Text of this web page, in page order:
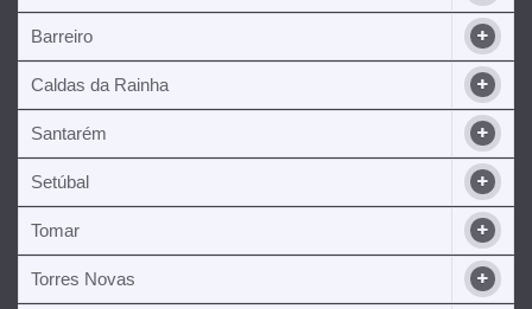
Barreiro
Caldas da Rainha
Santarém
Setúbal
Tomar
Torres Novas